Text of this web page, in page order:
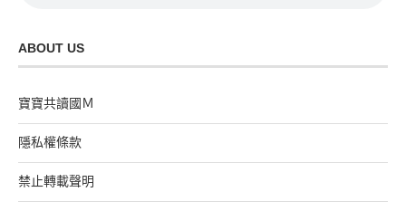
ABOUT US
寶寶共讀國Ｍ
隱私權條款
禁止轉載聲明